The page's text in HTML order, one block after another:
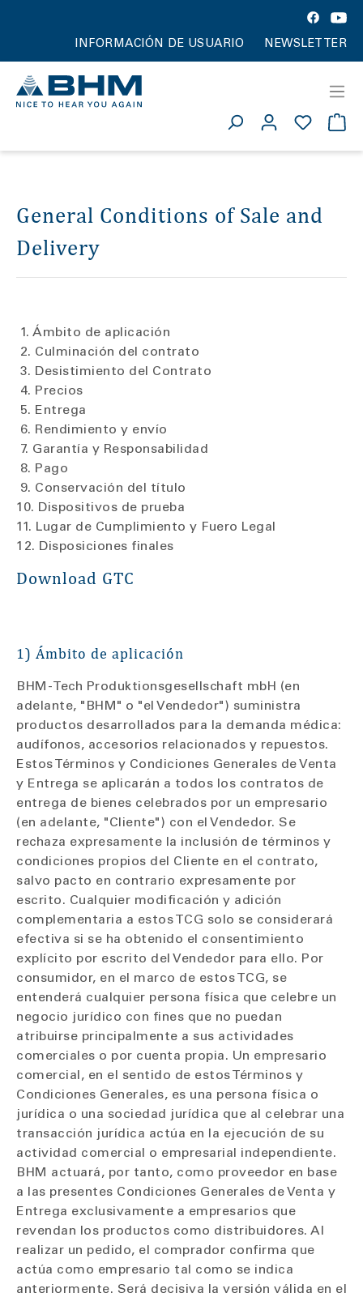
INFORMACIÓN DE USUARIO NEWSLETTER
General Conditions of Sale and
Delivery
1. Ámbito de aplicación
2. Culminación del contrato
3. Desistimiento del Contrato
4. Precios
5. Entrega
6. Rendimiento y envío
7. Garantía y Responsabilidad
8. Pago
9. Conservación del título
10. Dispositivos de prueba
11. Lugar de Cumplimiento y Fuero Legal
12. Disposiciones finales
Download GTC
1) Ámbito de aplicación
BHM-Tech Produktionsgesellschaft mbH (en
adelante, "BHM" o "el Vendedor") suministra
productos desarrollados para la demanda médica:
audífonos, accesorios relacionados y repuestos.
Estos Términos y Condiciones Generales de Venta
y Entrega se aplicarán a todos los contratos de
entrega de bienes celebrados por un empresario
(en adelante, "Cliente") con el Vendedor. Se
rechaza expresamente la inclusión de términos y
condiciones propios del Cliente en el contrato,
salvo pacto en contrario expresamente por
escrito. Cualquier modificación y adición
complementaria a estos TCG solo se considerará
efectiva si se ha obtenido el consentimiento
explícito por escrito del Vendedor para ello. Por
consumidor, en el marco de estos TCG, se
entenderá cualquier persona física que celebre un
negocio jurídico con fines que no puedan
atribuirse principalmente a sus actividades
comerciales o por cuenta propia. Un empresario
comercial, en el sentido de estos Términos y
Condiciones Generales, es una persona física o
jurídica o una sociedad jurídica que al celebrar una
transacción jurídica actúa en la ejecución de su
actividad comercial o empresarial independiente.
BHM actuará, por tanto, como proveedor en base
a las presentes Condiciones Generales de Venta y
Entrega exclusivamente a empresarios que
revendan los productos como distribuidores. Al
realizar un pedido, el comprador confirma que
actúa como empresario tal como se indica
anteriormente. Será decisiva la versión válida en el